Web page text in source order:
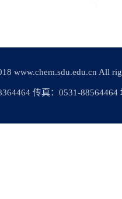
www.chem.sdu.edu.cn All
传真：0531-